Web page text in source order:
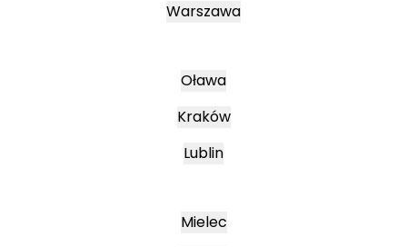
Warszawa
Oława
Kraków
Lublin
Mielec